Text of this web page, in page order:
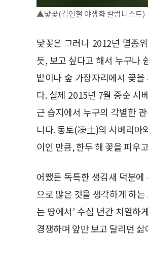
▲닻꽃(김인철 야생화 칼럼니스트)
닻꽃은 그러나 2012년 멸종
듯, 보고 싶다고 해서 누구나
밭이나 숲 가장자리에서 꽃
다. 실제 2015년 7월 중순 시
근 습지에서 누구의 각별한
니다. 동토(凍土)의 시베리아
이인 만큼, 한두 해 꽃을 피우
어쨌든 독특한 생김새 덕분
으로 많은 것을 생각하게 하
는 땅에서’ 수십 년간 치열하
경쟁하며 앞만 보고 달리던